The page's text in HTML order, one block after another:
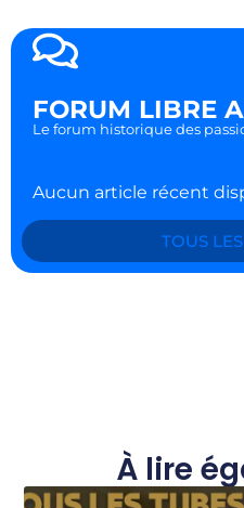
FORUM LIBRE
Le forum historique des
Aucun article récent
TOUS
À lire